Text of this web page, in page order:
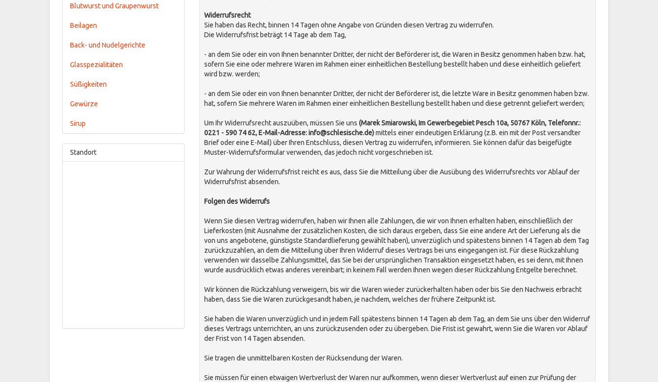
Widerrufsrecht
Sie haben das Recht, binnen 14 Tagen ohne Angabe von Gründen diesen Vertrag zu widerrufen.
Die Widerrufsfrist beträgt 14 Tage ab dem Tag,
- an dem Sie oder ein von Ihnen benannter Dritter, der nicht der Beförderer ist, die Waren in Besitz genommen haben bzw. hat,
sofern Sie eine oder mehrere Waren im Rahmen einer einheitlichen Bestellung bestellt haben und diese einheitlich geliefert
wird bzw. werden;
- an dem Sie oder ein von Ihnen benannter Dritter, der nicht der Beförderer ist, die letzte Ware in Besitz genommen haben bzw.
hat, sofern Sie mehrere Waren im Rahmen einer einheitlichen Bestellung bestellt haben und diese getrennt geliefert werden;
Um Ihr Widerrufsrecht auszuüben, müssen Sie uns (Marek Smiarowski, Im Gewerbegebiet Pesch 10a, 50767 Köln, Telefonnr.:
0221 - 590 74 62, E-Mail-Adresse: info@schlesische.de)mittels einer eindeutigen Erklärung (z.B. ein mit der Post versandter
Brief oder eine E-Mail) über Ihren Entschluss, diesen Vertrag zu widerrufen, informieren. Sie können dafür das beigefügte
Muster-Widerrufsformular verwenden, das jedoch nicht vorgeschrieben ist.
Zur Wahrung der Widerrufsfrist reicht es aus, dass Sie die Mitteilung über die Ausübung des Widerrufsrechts vor Ablauf der
Widerrufsfrist absenden.
Folgen des Widerrufs
Wenn Sie diesen Vertrag widerrufen, haben wir Ihnen alle Zahlungen, die wir von Ihnen erhalten haben, einschließlich der
Lieferkosten (mit Ausnahme der zusätzlichen Kosten, die sich daraus ergeben, dass Sie eine andere Art der Lieferung als die
von uns angebotene, günstigste Standardlieferung gewählt haben), unverzüglich und spätestens binnen 14 Tagen ab dem Tag
zurückzuzahlen, an dem die Mitteilung über Ihren Widerruf dieses Vertrags bei uns eingegangen ist. Für diese Rückzahlung
verwenden wir dasselbe Zahlungsmittel, das Sie bei der ursprünglichen Transaktion eingesetzt haben, es sei denn, mit Ihnen
wurde ausdrücklich etwas anderes vereinbart; in keinem Fall werden Ihnen wegen dieser Rückzahlung Entgelte berechnet.
Wir können die Rückzahlung verweigern, bis wir die Waren wieder zurückerhalten haben oder bis Sie den Nachweis erbracht
haben, dass Sie die Waren zurückgesandt haben, je nachdem, welches der frühere Zeitpunkt ist.
Sie haben die Waren unverzüglich und in jedem Fall spätestens binnen 14 Tagen ab dem Tag, an dem Sie uns über den Widerruf
dieses Vertrags unterrichten, an uns zurückzusenden oder zu übergeben. Die Frist ist gewahrt, wenn Sie die Waren vor Ablauf
der Frist von 14 Tagen absenden.
Sie tragen die unmittelbaren Kosten der Rücksendung der Waren.
Sie müssen für einen etwaigen Wertverlust der Waren nur aufkommen, wenn dieser Wertverlust auf einen zur Prüfung der
Blutwurst und Graupenwurst
Beilagen
Back- und Nudelgerichte
Glasspezialitäten
Süßigkeiten
Gewürze
Sirup
Standort